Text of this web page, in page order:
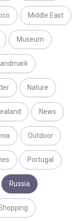
Middle East
Museum
Nature
News
Outdoor
Portugal
Russia